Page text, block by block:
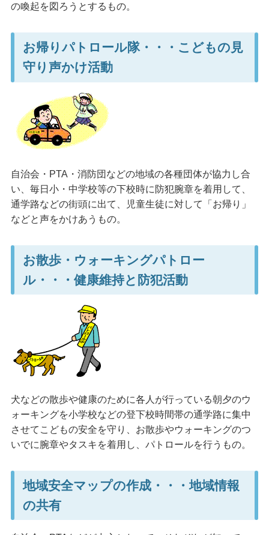
の喚起を図ろうとするもの。
お帰りパトロール隊・・・こどもの見
守り声かけ活動
自治会・PTA・消防団などの地域の各種団体が協力し合
い、毎日小・中学校等の下校時に防犯腕章を着用して、
通学路などの街頭に出て、児童生徒に対して「お帰り」
などと声をかけあうもの。
お散歩・ウォーキングパトロー
ル・・・健康維持と防犯活動
犬などの散歩や健康のために各人が行っている朝夕のウ
ォーキングを小学校などの登下校時間帯の通学路に集中
させてこどもの安全を守り、お散歩やウォーキングのつ
いでに腕章やタスキを着用し、パトロールを行うもの。
地域安全マップの作成・・・地域情報
の共有